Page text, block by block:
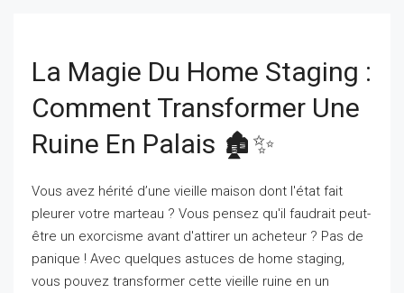
La Magie Du Home Staging :
Comment Transformer Une
Ruine En Palais 🏚️✨
Vous avez hérité d’une vieille maison dont l'état fait
pleurer votre marteau ? Vous pensez qu'il faudrait peut-
être un exorcisme avant d'attirer un acheteur ? Pas de
panique ! Avec quelques astuces de home staging,
vous pouvez transformer cette vieille ruine en un